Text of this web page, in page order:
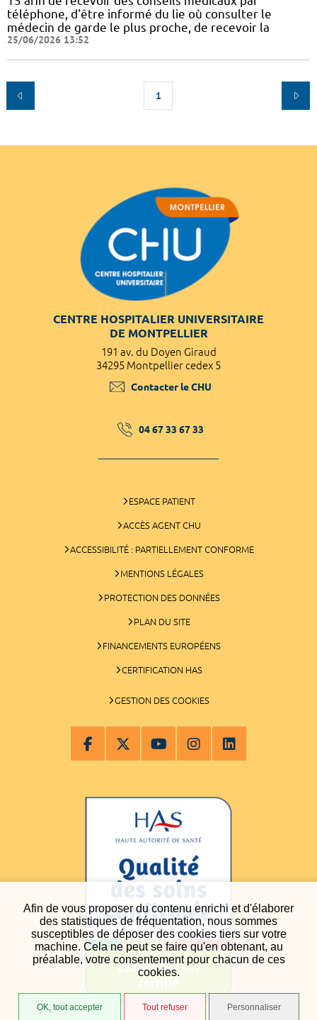
Afin de vous proposer du contenu enrichi et d'élaborer
des statistiques de fréquentation, nous sommes
susceptibles de déposer des cookies tiers sur votre
machine. Cela ne peut se faire qu'en obtenant, au
préalable, votre consentement pour chacun de ces
cookies.
OK, tout accepter Tout refuser Personnaliser
téléphone, d'être informé du lie où consulter le
médecin de garde le plus proche, de recevoir la
25/06/2026 13:52
1
CENTRE HOSPITALIER UNIVERSITAIRE
DE MONTPELLIER
191 av. du Doyen Giraud
34295 Montpellier cedex 5
Contacter le CHU
04 67 33 67 33
ESPACE PATIENT
ACCÈS AGENT CHU
ACCESSIBILITÉ : PARTIELLEMENT CONFORME
MENTIONS LÉGALES
PROTECTION DES DONNÉES
PLAN DU SITE
FINANCEMENTS EUROPÉENS
CERTIFICATION HAS
GESTION DES COOKIES